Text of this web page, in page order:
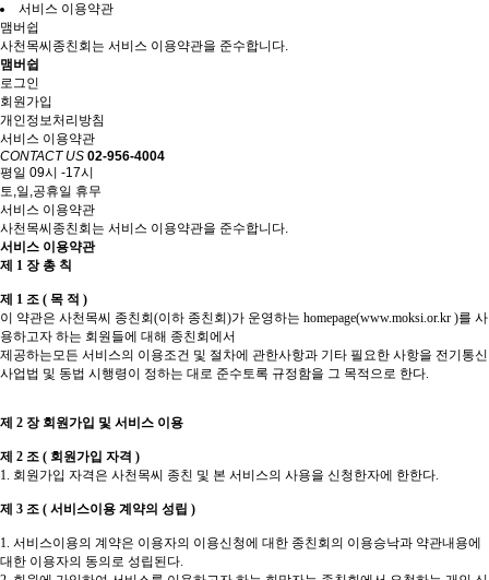
서비스 이용약관
맴버쉽
사천목씨종친회는 서비스 이용약관을 준수합니다.
맴버쉽
로그인
회원가입
개인정보처리방침
서비스 이용약관
CONTACT US 02-956-4004
평일 09시 -17시
토,일,공휴일 휴무
서비스 이용약관
사천목씨종친회는 서비스 이용약관을 준수합니다.
서비스 이용약관
제 1 장 총 칙
제 1 조 ( 목 적 )
이 약관은 사천목씨 종친회(이하 종친회)가 운영하는 homepage(www.moksi.or.kr )를 사
용하고자 하는 회원들에 대해 종친회에서
제공하는모든 서비스의 이용조건 및 절차에 관한사항과 기타 필요한 사항을 전기통신
사업법 및 동법 시행령이 정하는 대로 준수토록 규정함을 그 목적으로 한다.
제 2 장 회원가입 및 서비스 이용
제 2 조 ( 회원가입 자격 )
1. 회원가입 자격은 사천목씨 종친 및 본 서비스의 사용을 신청한자에 한한다.
제 3 조 ( 서비스이용 계약의 성립 )
1. 서비스이용의 계약은 이용자의 이용신청에 대한 종친회의 이용승낙과 약관내용에
대한 이용자의 동의로 성립된다.